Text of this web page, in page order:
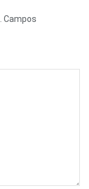
Campos